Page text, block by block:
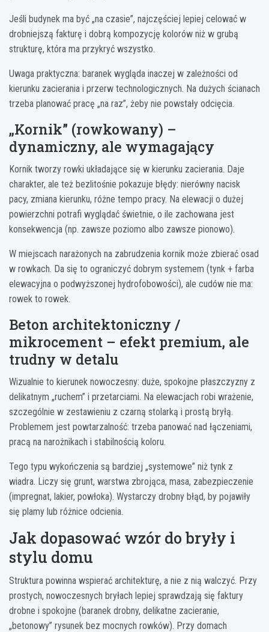
Jeśli budynek ma być „na czasie”, najczęściej lepiej celować w
drobniejszą fakturę i dobrą kompozycję kolorów niż w grubą
strukturę, która ma przykryć wszystko.
Uwaga praktyczna: baranek wygląda inaczej w zależności od
kierunku zacierania i przerw technologicznych. Na dużych ścianach
trzeba planować pracę „na raz”, żeby nie powstały odcięcia.
„Kornik” (rowkowany) –
dynamiczny, ale wymagający
Kornik tworzy rowki układające się w kierunku zacierania. Daje
charakter, ale też bezlitośnie pokazuje błędy: nierówny nacisk
pacy, zmiana kierunku, różne tempo pracy. Na elewacji o dużej
powierzchni potrafi wyglądać świetnie, o ile zachowana jest
konsekwencja (np. zawsze poziomo albo zawsze pionowo).
W miejscach narażonych na zabrudzenia kornik może zbierać osad
w rowkach. Da się to ograniczyć dobrym systemem (tynk + farba
elewacyjna o podwyższonej hydrofobowości), ale cudów nie ma:
rowek to rowek.
Beton architektoniczny /
mikrocement – efekt premium, ale
trudny w detalu
Wizualnie to kierunek nowoczesny: duże, spokojne płaszczyzny z
delikatnym „ruchem” i przetarciami. Na elewacjach robi wrażenie,
szczególnie w zestawieniu z czarną stolarką i prostą bryłą.
Problemem jest powtarzalność: trzeba panować nad łączeniami,
pracą na narożnikach i stabilnością koloru.
Tego typu wykończenia są bardziej „systemowe” niż tynk z
wiadra. Liczy się grunt, warstwa zbrojąca, masa, zabezpieczenie
(impregnat, lakier, powłoka). Wystarczy drobny błąd, by pojawiły
się plamy lub różnice odcienia.
Jak dopasować wzór do bryły i
stylu domu
Struktura powinna wspierać architekturę, a nie z nią walczyć. Przy
prostych, nowoczesnych bryłach lepiej sprawdzają się faktury
drobne i spokojne (baranek drobny, delikatne zacieranie,
„betonowy” rysunek bez mocnych rowków). Przy domach